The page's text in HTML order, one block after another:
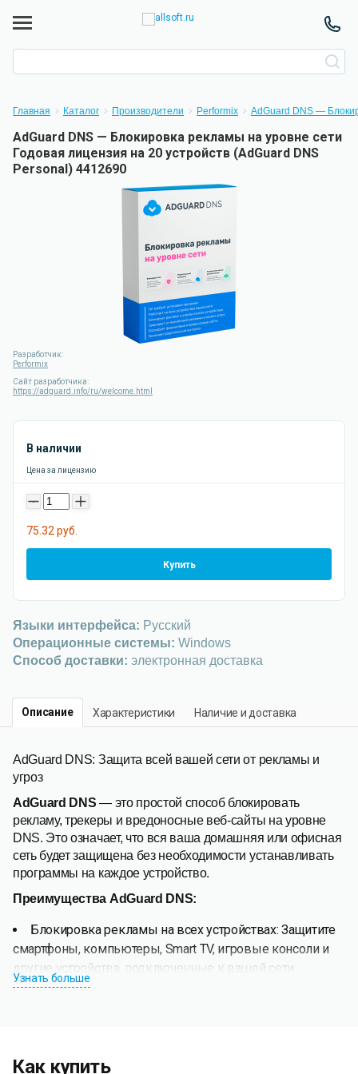
Главная Каталог Производители Performix AdGuard DNS —
AdGuard DNS — Блокировка рекламы на уровне сети
Годовая лицензия на 20 устройств (AdGuard DNS
Personal) 4412690
Разработчик:
Performix
Сайт разработчика:
https://adguard.info/ru/welcome.html
В наличии
Цена за лицензию
- +
75.32 руб.
Купить
Языки интерфейса: Русский
Операционные системы: Windows
Способ доставки: электронная доставка
Описание Характеристики Наличие и доставка
AdGuard DNS: Защита всей вашей сети от рекламы и
угроз
AdGuard DNS — это простой способ блокировать
рекламу, трекеры и вредоносные веб-сайты на уровне
DNS. Это означает, что вся ваша домашняя или офисная
сеть будет защищена без необходимости устанавливать
программы на каждое устройство.
Преимущества AdGuard DNS:
Блокировка рекламы на всех устройствах: Защитите
смартфоны, компьютеры, Smart TV, игровые консоли и
другие устройства, подключенные к вашей сети.
Повышенная конфиденциальность: AdGuard DNS не
Родительский контроль: Защитите детей от
Узнать больше
Как купить